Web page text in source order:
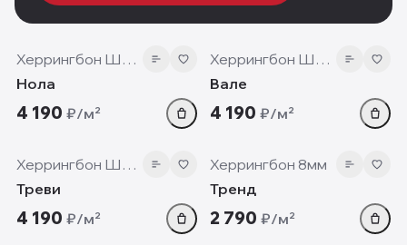
12 мм
Херрингбон Шеврон
Нола
4 190 ₽/м²
12 мм
Херрингбон Шеврон
Вале
4 190 ₽/м²
12 мм
Херрингбон Шеврон
Треви
4 190 ₽/м²
8 мм
Херрингбон 8мм
Тренд
2 790 ₽/м²
12 мм 12 мм